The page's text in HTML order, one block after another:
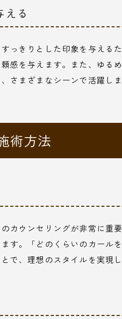
る
っきりとした印象を与える
感を与えます。また、ゆる
さまざまなシーンで活躍しま
術方法
カウンセリングが非常に重
す。「どのくらいのカール
で、理想のスタイルを実現